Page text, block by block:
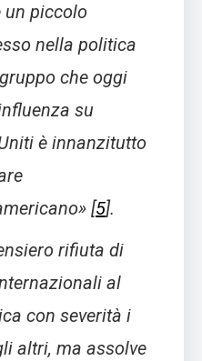
un piccolo
nella politica
che oggi
su
è innanzitutto
[5].
rifiuta di
al
con severità i
altri, ma assolve